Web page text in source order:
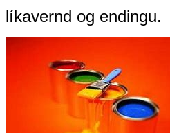
líkavernd og endingu.